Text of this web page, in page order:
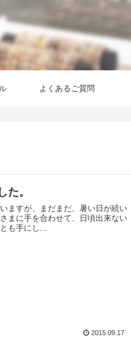
よくあるご質問
た。
ますが、まだまだ、暑い日が続い
まに手を合わせて、日頃出来ない
お墓のお掃除をしたり、、、 是非とも手にし...
2015.09.17